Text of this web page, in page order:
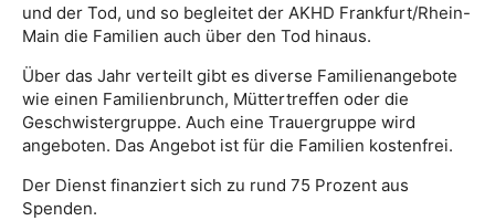
und der Tod, und so begleitet der AKHD Frankfurt/Rhein-
Main die Familien auch über den Tod hinaus.
Über das Jahr verteilt gibt es diverse Familienangebote
wie einen Familienbrunch, Müttertreffen oder die
Geschwistergruppe. Auch eine Trauergruppe wird
angeboten. Das Angebot ist für die Familien kostenfrei.
Der Dienst finanziert sich zu rund 75 Prozent aus
Spenden.